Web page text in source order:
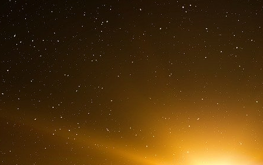
Également réticent à ce « texte
Guillaume Kasbarian a expliqué que le droit
à une résidence ou à la simple présence sur
« les citoyens européens [qui ont le droit de
leur résidence mais de leur citoyenneté
L’ancien ministre du Logement a également
mort » du texte. Selon lui, « rien dans sa
résidence régulière sur le territoire
territoires comme Mayotte où
sociaux et institutionnels sont fragiles ? », a-t-